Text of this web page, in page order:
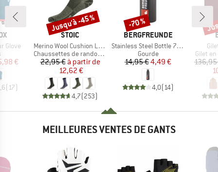
Glove
group
réduit
€
(17)
MARQUE
STOIC
Article
Merino Wool Cushion Light Socks
Product group
Chaussettes de randonnée
Prix
22,95 € Prix réduit
à partir de
12,62 €
4,7(253)
Remise
Jusqu'à -45 %
MARQUE
BERGFREUNDE
Article
Stainless Steel Bottle 750ml
Product group
Gourde
Prix
14,95 €Prix réduit
4,49 €
4,0(14)
Remise
-70 %
Gilet
MEILLEURES VENTES DE GANTS